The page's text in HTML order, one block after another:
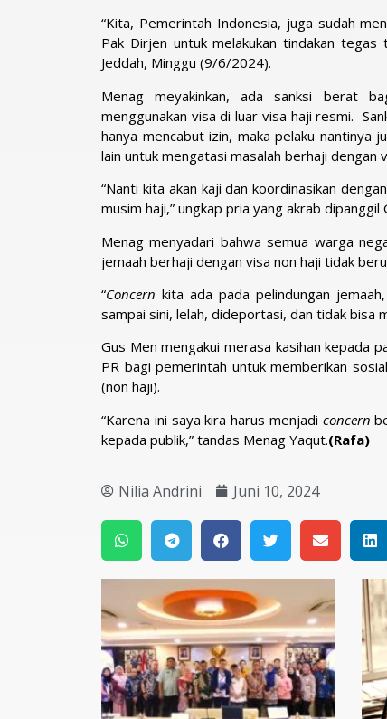
“Kita, Pemerintah Indonesia, juga sudah
Pak Dirjen untuk melakukan tindakan
Jeddah, Minggu (9/6/2024).
Menag meyakinkan, ada sanksi berat
menggunakan visa di luar visa haji resmi.
hanya mencabut izin, maka pelaku nantinya
lain untuk mengatasi masalah berhaji dengan
“Nanti kita akan kaji dan koordinasikan
musim haji,” ungkap pria yang akrab dipanggil
Menag menyadari bahwa semua warga
jemaah berhaji dengan visa non haji tidak
“Concern kita ada pada pelindungan
sampai sini, lelah, dideportasi, dan tidak bisa
Gus Men mengakui merasa kasihan kepada
PR bagi pemerintah untuk memberikan
(non haji).
“Karena ini saya kira harus menjadi concern
kepada publik,” tandas Menag Yaqut.(Rafa)
Nilia Andrini Juni 10, 2024